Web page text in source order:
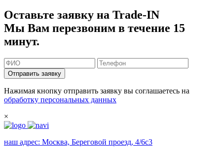
Оставьте заявку на Trade-IN
Мы Вам перезвоним в течение 15
минут.
Отправить заявку
Нажимая кнопку отправить заявку вы соглашаетесь на
обработку персональных данных
×
наш адрес: Москва, Береговой проезд, 4/6с3